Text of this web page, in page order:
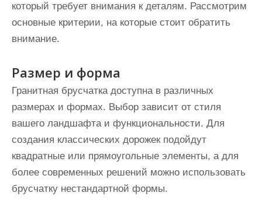
который требует внимания к деталям. Рассмотрим
основные критерии, на которые стоит обратить
внимание.
Размер и форма
Гранитная брусчатка доступна в различных
размерах и формах. Выбор зависит от стиля
вашего ландшафта и функциональности. Для
создания классических дорожек подойдут
квадратные или прямоугольные элементы, а для
более современных решений можно использовать
брусчатку нестандартной формы.